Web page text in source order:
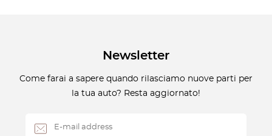
Newsletter
Come farai a sapere quando rilasciamo nuove parti per
la tua auto? Resta aggiornato!